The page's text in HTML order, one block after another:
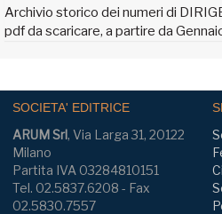
Archivio storico dei numeri di
pdf da scaricare, a partire da
SOCIETA' EDITRICE
ARUM Srl, Via Larga 31, 20122
Milano
Partita IVA 03284810151
Tel. 02.5837.6208 - Fax
02.5830.7557